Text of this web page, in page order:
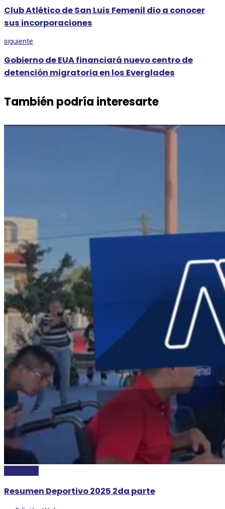
Club Atlético de San Luis Femenil dio a conocer
sus incorporaciones
siguiente
Gobierno de EUA financiará nuevo centro de
detención migratoria en los Everglades
También podría interesarte
Resumen Deportivo 2025 2da parte